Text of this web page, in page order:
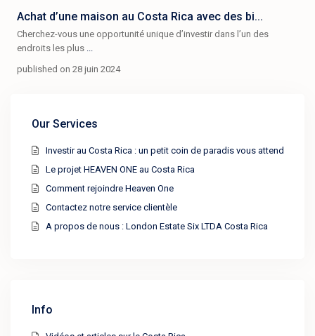
Achat d’une maison au Costa Rica avec des bi...
Cherchez-vous une opportunité unique d’investir dans l’un des
endroits les plus
published on 28 juin 2024
Our Services
Investir au Costa Rica : un petit coin de paradis vous attend
Le projet HEAVEN ONE au Costa Rica
Comment rejoindre Heaven One
Contactez notre service clientèle
A propos de nous : London Estate Six LTDA Costa Rica
Info